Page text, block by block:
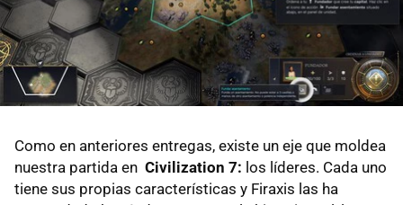
Como en anteriores entregas, existe un eje que moldea
nuestra partida en Civilization 7: los líderes. Cada uno
tiene sus propias características y Firaxis las ha